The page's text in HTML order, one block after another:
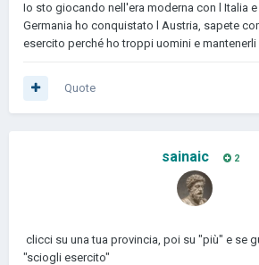
Io sto giocando nell'era moderna con l Italia
Germania ho conquistato l Austria, sapete
esercito perché ho troppi uomini e
Quote
sainaic 2
clicci su una tua provincia, poi su "più" e se
"sciogli esercito"